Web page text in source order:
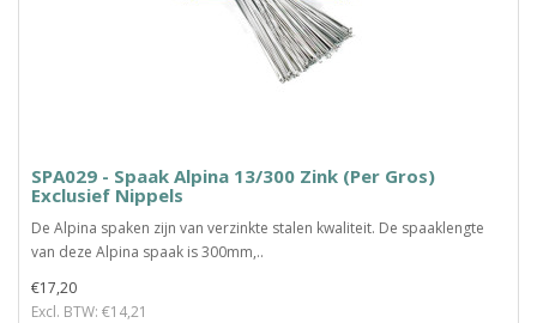
SPA029 - Spaak Alpina 13/300 Zink (Per Gros)
Exclusief Nippels
De Alpina spaken zijn van verzinkte stalen kwaliteit. De spaaklengte
van deze Alpina spaak is 300mm,..
€17,20
Excl. BTW: €14,21